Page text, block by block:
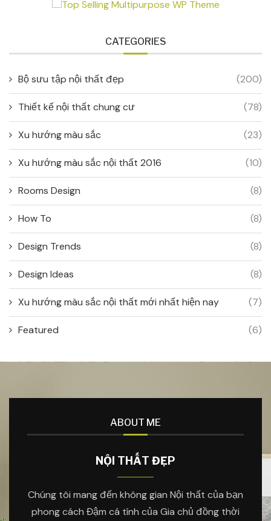
CATEGORIES
Bộ sưu tập nội thất đẹp (200)
Thiết kế nội thất chung cư (78)
Xu hướng màu sắc (23)
Xu hướng màu sắc nội thất 2016 (10)
Rooms Design (8)
How To (8)
Design Trends (8)
Design Ideas (8)
Xu hướng màu sắc nội thất mới nhất hiện nay (7)
Featured (6)
ABOUT ME
NỘI THẤT ĐẸP
Chúng tôi mang đến không gian Nội thất của bạn
phong cách Đậm cá tính của Gia chủ đồng thời